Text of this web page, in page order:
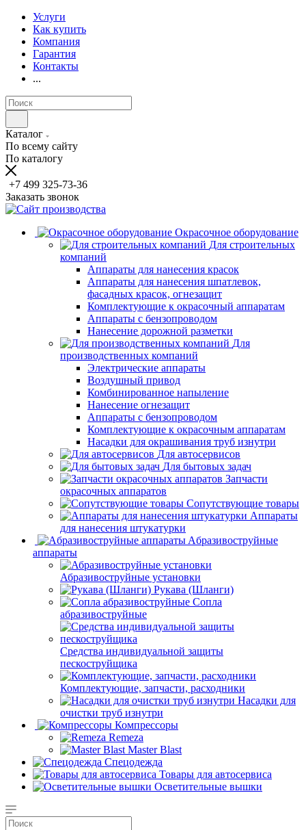
Услуги
Как купить
Компания
Гарантия
Контакты
...
Каталог
По всему сайту
По каталогу
+7 499 325-73-36
Заказать звонок
Окрасочное оборудование
Для строительных
компаний
Аппараты для нанесения красок
Аппараты для нанесения шпатлевок,
фасадных красок, огнезащит
Комплектующие к окрасочный аппаратам
Аппараты с бензопроводом
Нанесение дорожной разметки
Для
производственных компаний
Электрические аппараты
Воздушный привод
Комбинированное напыление
Нанесение огнезащит
Аппараты с бензопроводом
Комплектующие к окрасочным аппаратам
Насадки для окрашивания труб изнутри
Для автосервисов
Для бытовых задач
Запчасти
окрасочных аппаратов
Сопутствующие товары
Аппараты
для нанесения штукатурки
Aбразивоструйные
аппараты
Абразивоструйные установки
Рукава (Шланги)
Сопла
абразивоструйные
Средства индивидуальной защиты
пескоструйщика
Комплектующие, запчасти, расходники
Насадки для
очистки труб изнутри
Компрессоры
Remeza
Master Blast
Спецодежда
Товары для автосервиса
Осветительные вышки